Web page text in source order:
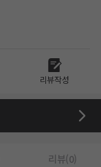
리뷰작성
리뷰(0)